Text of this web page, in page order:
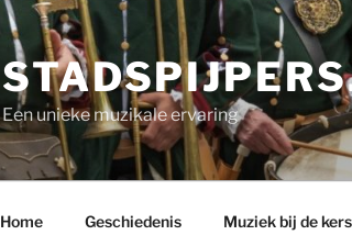
Een unieke muzikale ervaring
Home Geschiedenis Muziek bij de